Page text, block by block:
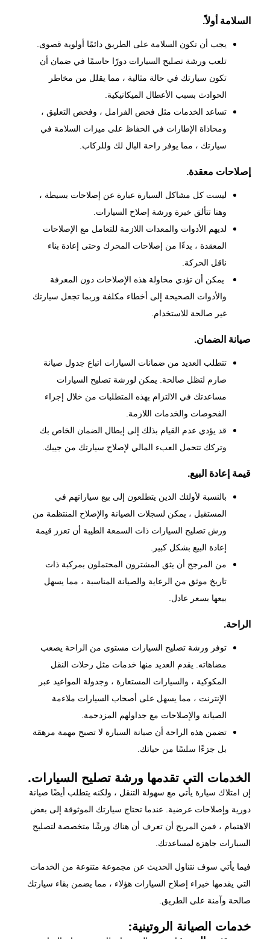
السلامة أولاً.
يجب أن تكون السلامة على الطريق دائمًا أولوية قصوى.
تلعب ورشة تصليح السيارات دورًا حاسمًا في ضمان أن
تكون سيارتك في حالة مثالية ، مما يقلل من مخاطر
الحوادث بسبب الأعطال الميكانيكية.
تساعد الخدمات مثل فحص الفرامل ، وفحص التعليق ،
ومحاذاة الإطارات في الحفاظ على ميزات السلامة في
سيارتك ، مما يوفر راحة البال لك وللركاب.
إصلاحات معقدة.
ليست كل مشاكل السيارة عبارة عن إصلاحات بسيطة ،
وهنا تتألق خبرة ورشة إصلاح السيارات.
لديهم الأدوات والمعدات اللازمة للتعامل مع الإصلاحات
المعقدة ، بدءًا من إصلاحات المحرك وحتى إعادة بناء
ناقل الحركة.
يمكن أن تؤدي محاولة هذه الإصلاحات دون المعرفة
والأدوات الصحيحة إلى أخطاء مكلفة وربما تجعل سيارتك
غير صالحة للاستخدام.
صيانة الضمان.
تتطلب العديد من ضمانات السيارات اتباع جدول صيانة
صارم لتظل صالحة. يمكن لورشة تصليح السيارات
مساعدتك في الالتزام بهذه المتطلبات من خلال إجراء
الفحوصات والخدمات اللازمة.
قد يؤدي عدم القيام بذلك إلى إبطال الضمان الخاص بك
وتركك تتحمل العبء المالي لإصلاح سيارتك من جيبك.
قيمة إعادة البيع.
بالنسبة لأولئك الذين يتطلعون إلى بيع سياراتهم في
المستقبل ، يمكن لسجلات الصيانة والإصلاح المنتظمة من
ورش تصليح السيارات ذات السمعة الطيبة أن تعزز قيمة
إعادة البيع بشكل كبير.
من المرجح أن يثق المشترون المحتملون بمركبة ذات
تاريخ موثق من الرعاية والصيانة المناسبة ، مما يسهل
بيعها بسعر عادل.
الراحة.
توفر ورشة تصليح السيارات مستوى من الراحة يصعب
مضاهاته. يقدم العديد منها خدمات مثل رحلات النقل
المكوكية ، والسيارات المستعارة ، وجدولة المواعيد عبر
الإنترنت ، مما يسهل على أصحاب السيارات ملاءمة
الصيانة والإصلاحات مع جداولهم المزدحمة.
تضمن هذه الراحة أن صيانة السيارة لا تصبح مهمة مرهقة
بل جزءًا سلسًا من حياتك.
الخدمات التي تقدمها ورشة تصليح السيارات.
إن امتلاك سيارة يأتي مع سهولة التنقل ، ولكنه يتطلب أيضًا صيانة
دورية وإصلاحات عرضية. عندما تحتاج سيارتك الموثوقة إلى بعض
الاهتمام ، فمن المريح أن تعرف أن هناك ورشًا متخصصة لتصليح
السيارات جاهزة لمساعدتك.
فيما يأتي سوف نتناول الحديث عن مجموعة متنوعة من الخدمات
التي يقدمها خبراء إصلاح السيارات هؤلاء ، مما يضمن بقاء سيارتك
صالحة وآمنة على الطريق.
خدمات الصيانة الروتينية: